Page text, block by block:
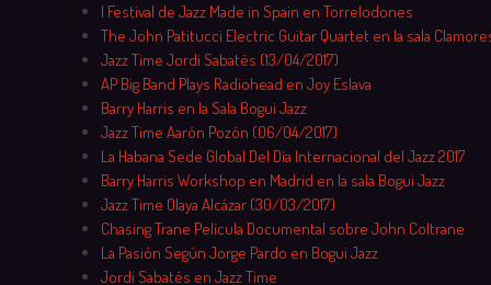
I Festival de Jazz Made in Spain en Torrelodones
The John Patitucci Electric Guitar Quartet en la sala
Jazz Time Jordi Sabatés (13/04/2017)
AP Big Band Plays Radiohead en Joy Eslava
Barry Harris en la Sala Bogui Jazz
Jazz Time Aarón Pozón (06/04/2017)
La Habana Sede Global Del Día Internacional del Jazz 2017
Barry Harris Workshop en Madrid en la sala Bogui Jazz
Jazz Time Olaya Alcázar (30/03/2017)
Chasing Trane Película Documental sobre John Coltrane
La Pasión Según Jorge Pardo en Bogui Jazz
Jordi Sabatés en Jazz Time